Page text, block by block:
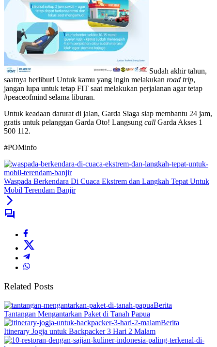
Sudah akhir tahun,
saatnya berlibur! Untuk kamu yang ingin melakukan road trip,
jangan lupa untuk tetap FIT saat melakukan perjalanan agar tetap
#peaceofmind selama liburan.
Untuk keadaan darurat di jalan, Garda Siaga siap membantu 24 jam,
gratis untuk pelanggan Garda Oto! Langsung call Garda Akses 1
500 112.
#POMinfo
Waspada Berkendara Di Cuaca Ekstrem dan Langkah Tepat Untuk
Mobil Terendam Banjir
Related Posts
Berita
Tantangan Mengantarkan Paket di Tanah Papua
Berita
Itinerary Jogja untuk Backpacker 3 Hari 2 Malam